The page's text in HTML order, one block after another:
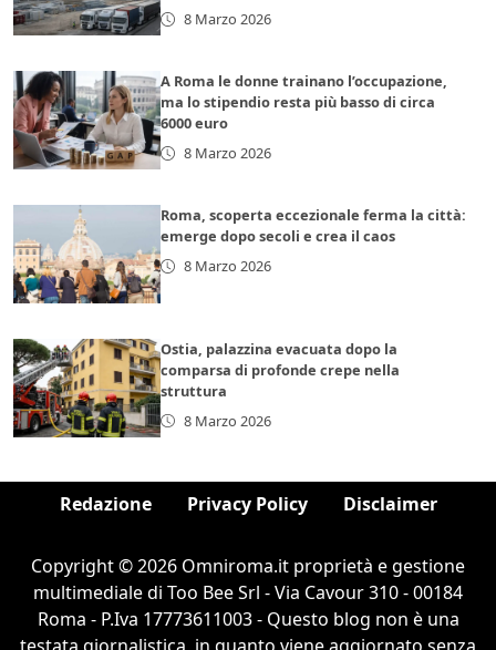
8 Marzo 2026
A Roma le donne trainano l’occupazione,
ma lo stipendio resta più basso di circa
6000 euro
8 Marzo 2026
Roma, scoperta eccezionale ferma la città:
emerge dopo secoli e crea il caos
8 Marzo 2026
Ostia, palazzina evacuata dopo la
comparsa di profonde crepe nella
struttura
8 Marzo 2026
Redazione Privacy Policy Disclaimer
Copyright © 2026 Omniroma.it proprietà e gestione
multimediale di Too Bee Srl - Via Cavour 310 - 00184
Roma - P.Iva 17773611003 - Questo blog non è una